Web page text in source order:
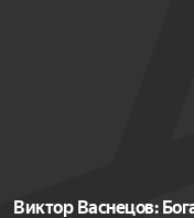
Виктор Васнецов: